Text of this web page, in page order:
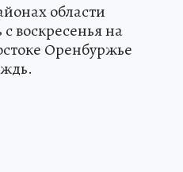
области
воскресенья на
Оренбуржье